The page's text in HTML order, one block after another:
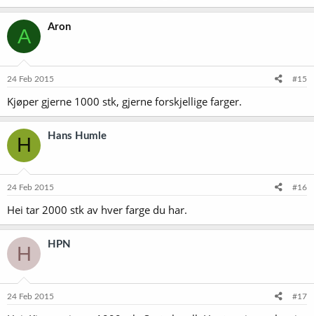
A Aron
24 Feb 2015 #15
Kjøper gjerne 1000 stk, gjerne forskjellige farger.
H Hans Humle
24 Feb 2015 #16
Hei tar 2000 stk av hver farge du har.
H HPN
24 Feb 2015 #17